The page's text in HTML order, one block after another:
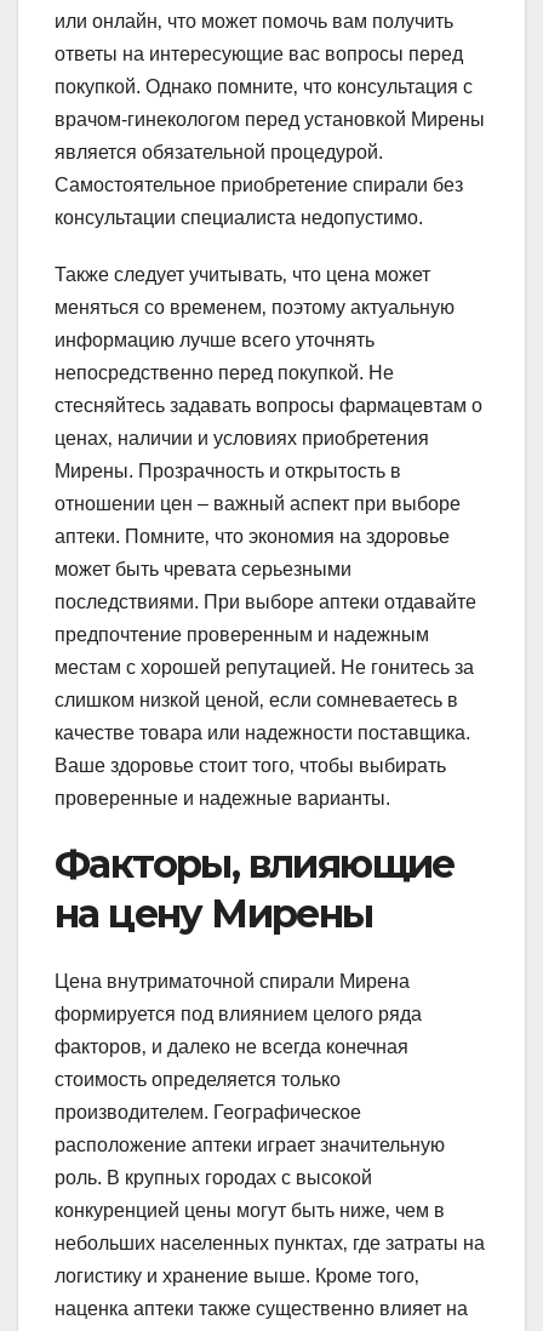
или онлайн‚ что может помочь вам получить
ответы на интересующие вас вопросы перед
покупкой. Однако помните‚ что консультация с
врачом-гинекологом перед установкой Мирены
является обязательной процедурой.
Самостоятельное приобретение спирали без
консультации специалиста недопустимо.
Также следует учитывать‚ что цена может
меняться со временем‚ поэтому актуальную
информацию лучше всего уточнять
непосредственно перед покупкой. Не
стесняйтесь задавать вопросы фармацевтам о
ценах‚ наличии и условиях приобретения
Мирены. Прозрачность и открытость в
отношении цен – важный аспект при выборе
аптеки. Помните‚ что экономия на здоровье
может быть чревата серьезными
последствиями. При выборе аптеки отдавайте
предпочтение проверенным и надежным
местам с хорошей репутацией. Не гонитесь за
слишком низкой ценой‚ если сомневаетесь в
качестве товара или надежности поставщика.
Ваше здоровье стоит того‚ чтобы выбирать
проверенные и надежные варианты.
Факторы‚ влияющие
на цену Мирены
Цена внутриматочной спирали Мирена
формируется под влиянием целого ряда
факторов‚ и далеко не всегда конечная
стоимость определяется только
производителем. Географическое
расположение аптеки играет значительную
роль. В крупных городах с высокой
конкуренцией цены могут быть ниже‚ чем в
небольших населенных пунктах‚ где затраты на
логистику и хранение выше. Кроме того‚
наценка аптеки также существенно влияет на